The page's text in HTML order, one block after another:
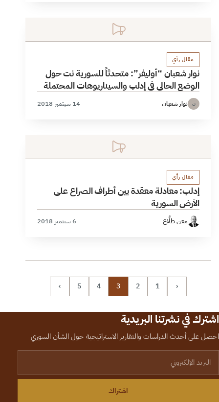
مقال رأي
نوار شعبان “أوليفر”: متحدثاً للسورية نت حول
الوضع الحالي في إدلب والسيناريوهات المحتملة
ن نوار شعبان 14 سبتمبر 2018
مقال رأي
إدلب: معادلة معقدة بين أطراف الصراع على
الأرض السورية
معن طلَّاع 6 سبتمبر 2018
‹
1
2
3
4
5
›
اشترك في نشرتنا البريدية
احصل على أحدث الدراسات والتقارير الاستراتيجية حول الشأن السوري
اشتراك